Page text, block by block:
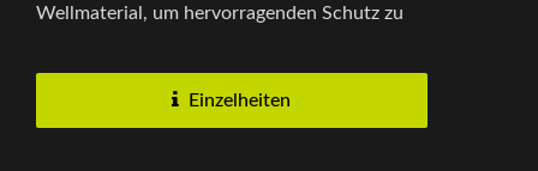
Wellmaterial, um hervorragenden Schutz zu
Einzelheiten